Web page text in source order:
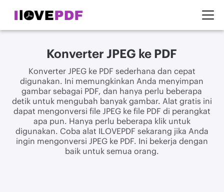
Konverter JPEG ke PDF
Konverter JPEG ke PDF sederhana dan cepat
digunakan. Ini memungkinkan Anda menyimpan
gambar sebagai PDF, dan hanya perlu beberapa
detik untuk mengubah banyak gambar. Alat gratis ini
dapat mengonversi file JPEG ke file PDF di perangkat
apa pun. Hanya perlu beberapa klik untuk
digunakan. Coba alat ILOVEPDF sekarang jika Anda
ingin mengonversi JPEG ke PDF. Ini bekerja dengan
baik untuk semua orang.